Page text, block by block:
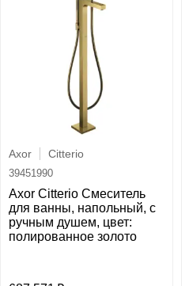
Axor Citterio
39451990
Axor Citterio Смеситель
для ванны, напольный, с
ручным душем, цвет:
полированное золото